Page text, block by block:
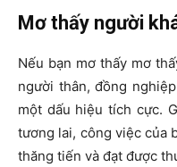
Mơ thấy người
Nếu bạn mơ thấy mơ
người thân, đồng
một dấu hiệu tích cực.
tương lai, công việc của
thăng tiến và đạt được